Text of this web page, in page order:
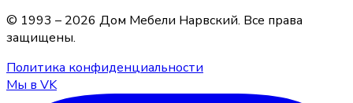
© 1993 – 2026 Дом Мебели Нарвский. Все права
защищены.
Политика конфиденциальности
Мы в VK